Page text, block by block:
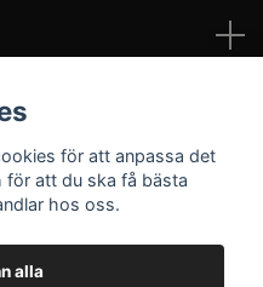
för att anpassa det
för att du ska få bästa
hos oss.
alla